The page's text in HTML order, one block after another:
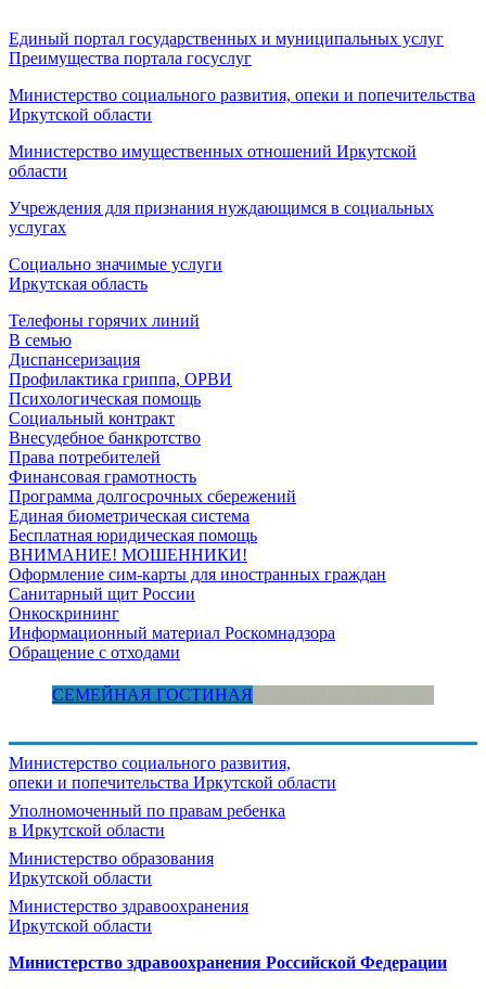
Единый портал государственных и муниципальных услуг
Преимущества портала госуслуг
Министерство социального развития, опеки и попечительства
Иркутской области
Министерство имущественных отношений Иркутской
области
Учреждения для признания нуждающимся в социальных
услугах
Социально значимые услуги
Иркутская область
Телефоны горячих линий
В семью
Диспансеризация
Профилактика гриппа, ОРВИ
Психологическая помощь
Социальный контракт
Внесудебное банкротство
Права потребителей
Финансовая грамотность
Программа долгосрочных сбережений
Единая биометрическая система
Бесплатная юридическая помощь
ВНИМАНИЕ! МОШЕННИКИ!
Оформление сим-карты для иностранных граждан
Санитарный щит России
Онкоскрининг
Информационный материал Роскомнадзора
Обращение с отходами
СЕМЕЙНАЯ ГОСТИНАЯ
Министерство социального развития,
опеки и попечительства Иркутской области
Уполномоченный по правам ребенка
в Иркутской области
Министерство образования
Иркутской области
Министерство здравоохранения
Иркутской области
Министерство здравоохранения Росcийской Федерации